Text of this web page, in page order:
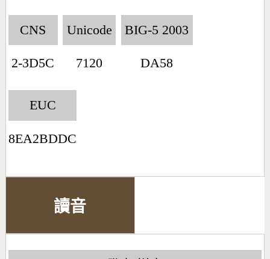
CNS
2-3D5C
Unicode
7120
BIG-5 2003
DA58
EUC
8EA2BDDC
讀音